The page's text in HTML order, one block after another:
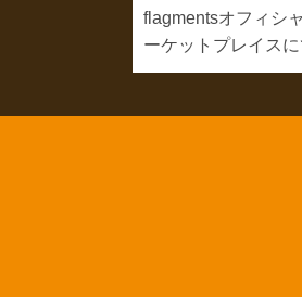
flagmentsオフィシ
ーケットプレイス